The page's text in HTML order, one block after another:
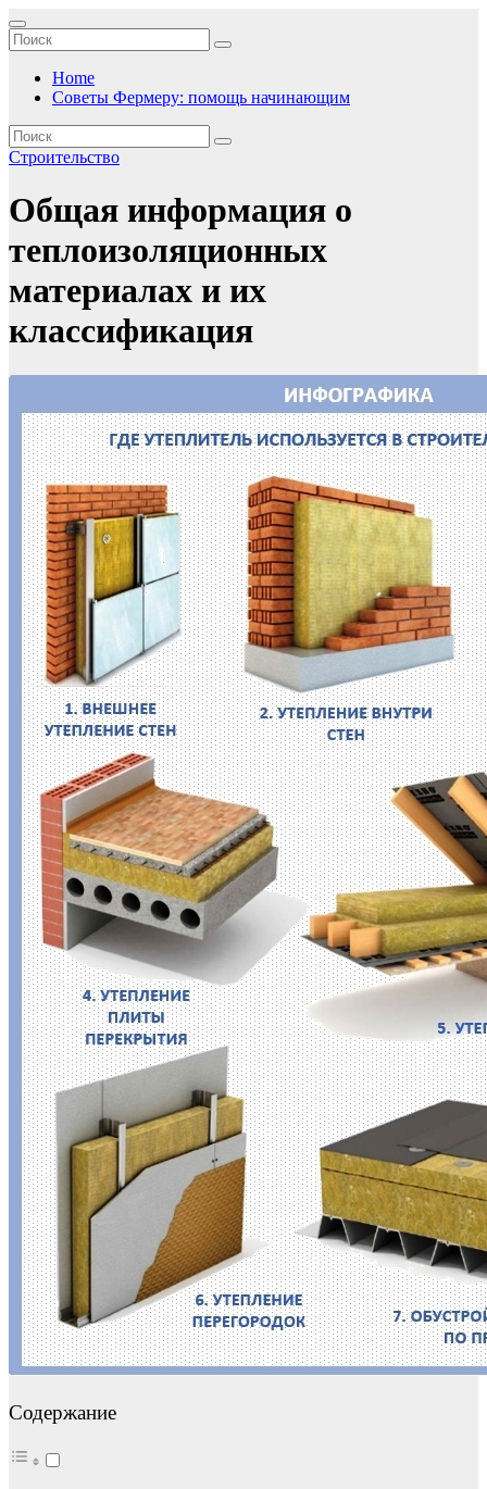
Перейти
к
содержимому
Home
Советы Фермеру: помощь начинающим
Строительство
Общая информация о
теплоизоляционных
материалах и их
классификация
Содержание